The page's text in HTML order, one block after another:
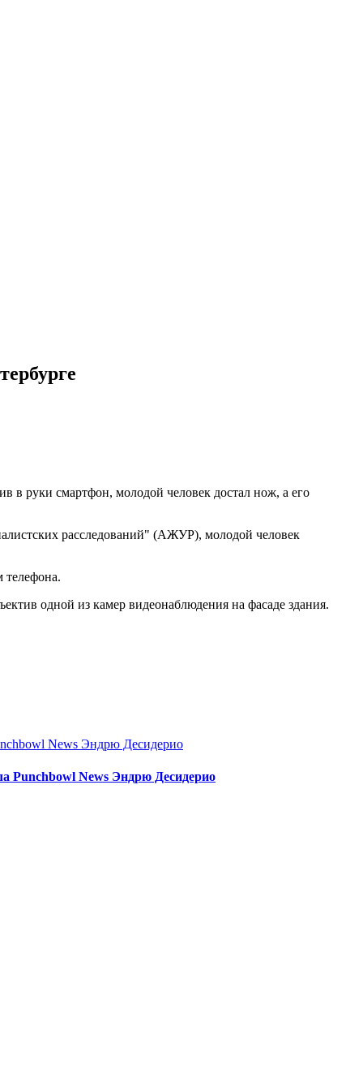
в руки смартфон, молодой человек достал нож, а его
расследований" (АЖУР), молодой человек
телефона.
одной из камер видеонаблюдения на фасаде здания.
Punchbowl News Эндрю Десидерио